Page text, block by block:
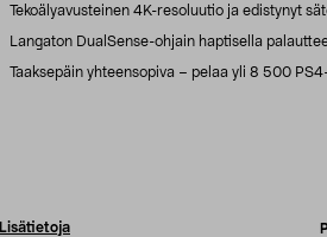
Tekoälyavusteinen 4K-resoluutio ja edistynyt
Langaton DualSense-ohjain haptisella
Taaksepäin yhteensopiva – pelaa yli 8 500
Lisätietoja